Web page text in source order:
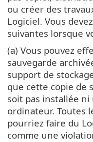
ou créer des
Logiciel. Vous
suivantes lorsque
(a) Vous pouvez
sauvegarde
support de
que cette copie de
soit pas installée
ordinateur. Toutes
pourriez faire du
comme une